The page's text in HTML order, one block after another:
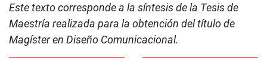
Este texto corresponde a la síntesis de la Tesis de
Maestría realizada para la obtención del título de
Magíster en Diseño Comunicacional.